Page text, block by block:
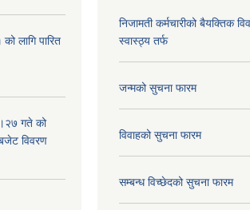
लागि पारित
गते को
विवरण
निजामती कर्मचारीको बैयक्तिक
स्वास्ठ्य तर्फ
जन्मको सुचना फारम
विवाहको सुचना फारम
सम्बन्ध विच्छेदको सुचना फारम